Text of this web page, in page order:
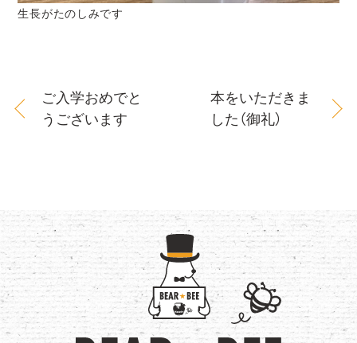
生長がたのしみです
ご入学おめでと
うございます
本をいただきま
した（御礼）